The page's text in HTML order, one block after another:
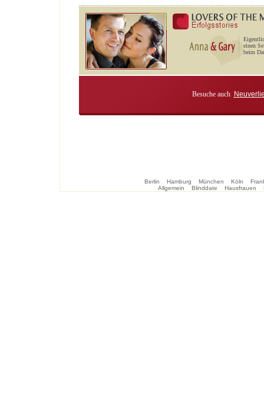
einen
beim
Besuche auch
Berlin Hamburg München Köln
Allgemein
Blinddate Hausfrauen